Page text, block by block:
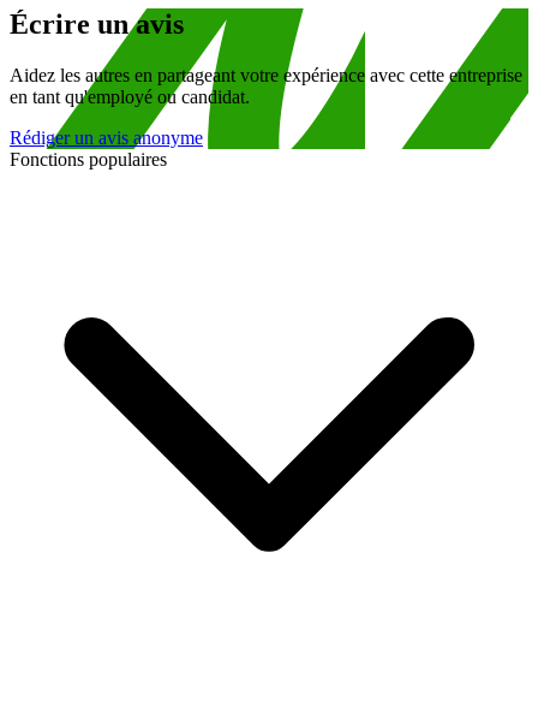
Écrire un avis
Aidez les autres en partageant votre expérience avec cette entreprise
en tant qu'employé ou candidat.
Rédiger un avis anonyme
Fonctions populaires